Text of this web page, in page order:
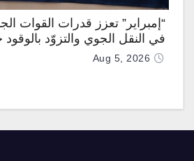
“إمبراير” تعزز قدرات القوات
في النقل الجوي والتزوّد
تزويدها بطائرتي “كيه سي-390 ميلينيوم”
Aug 5, 2026